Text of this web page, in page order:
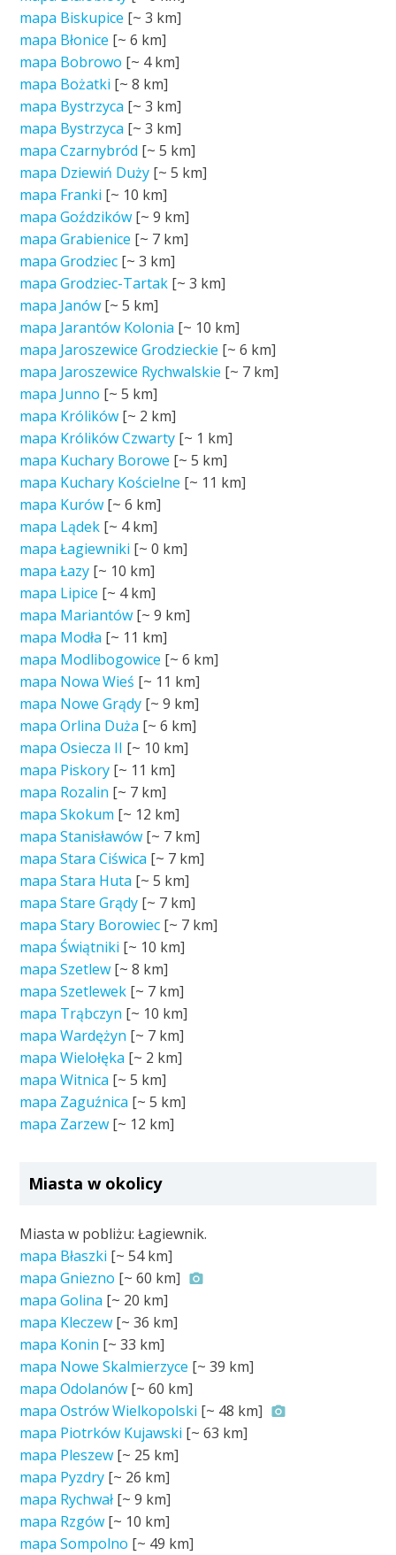
mapa Biskupice [~3 km]
mapa Błonice [~6 km]
mapa Bobrowo [~ 4 km]
mapa Bożatki [~8 km]
mapa Bystrzyca [~3 km]
mapa Bystrzyca [~3 km]
mapa Czarnybród [~5 km]
mapa Dziewiń Duży [~5 km]
mapa Franki [~ 10 km]
mapa Goździków [~9 km]
mapa Grabienice [~ 7 km]
mapa Grodziec [~3 km]
mapa Grodziec-Tartak [~3 km]
mapa Janów [~5 km]
mapa Jarantów Kolonia [~ 10 km]
mapa Jaroszewice Grodzieckie [~6 km]
mapa Jaroszewice Rychwalskie [~ 7 km]
mapa Junno [~5 km]
mapa Królików [~ 2 km]
mapa Królików Czwarty [~ 1 km]
mapa Kuchary Borowe [~5 km]
mapa Kuchary Kościelne [~ 11 km]
mapa Kurów [~6 km]
mapa Lądek [~ 4 km]
mapa Łagiewniki [~0 km]
mapa Łazy [~ 10 km]
mapa Lipice [~ 4 km]
mapa Mariantów [~9 km]
mapa Modła [~ 11 km]
mapa Modlibogowice [~6 km]
mapa Nowa Wieś [~ 11 km]
mapa Nowe Grądy [~9 km]
mapa Orlina Duża [~6 km]
mapa Osiecza II [~ 10 km]
mapa Piskory [~ 11 km]
mapa Rozalin [~ 7 km]
mapa Skokum [~ 12 km]
mapa Stanisławów [~ 7 km]
mapa Stara Ciświca [~ 7 km]
mapa Stara Huta [~5 km]
mapa Stare Grądy [~ 7 km]
mapa Stary Borowiec [~ 7 km]
mapa Świątniki [~ 10 km]
mapa Szetlew [~8 km]
mapa Szetlewek [~ 7 km]
mapa Trąbczyn [~ 10 km]
mapa Wardężyn [~ 7 km]
mapa Wielołęka [~ 2 km]
mapa Witnica [~5 km]
mapa Zaguźnica [~5 km]
mapa Zarzew [~ 12 km]
Miasta w okolicy
Miasta w pobliżu: Łagiewnik.
mapa Błaszki [~54 km]
mapa Gniezno [~60 km]
mapa Golina [~ 20 km]
mapa Kleczew [~36 km]
mapa Konin [~33 km]
mapa Nowe Skalmierzyce [~39 km]
mapa Odolanów [~60 km]
mapa Ostrów Wielkopolski [~ 48 km]
mapa Piotrków Kujawski [~63 km]
mapa Pleszew [~ 25 km]
mapa Pyzdry [~ 26 km]
mapa Rychwał [~9 km]
mapa Rzgów [~ 10 km]
mapa Sompolno [~ 49 km]